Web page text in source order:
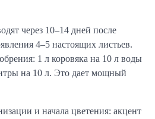
через 10–14 дней после
4–5 настоящих листьев.
1 л коровяка на 10 л воды
на 10 л. Это дает мощный
и начала цветения: акцент